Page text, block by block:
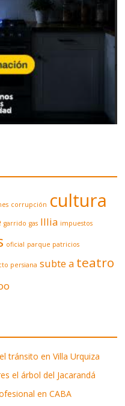
corrupción cultura
garrido gas Illia impuestos
oficial parque patricios
persiana subte a teatro
tránsito en Villa Urquiza
el árbol del Jacarandá
en CABA